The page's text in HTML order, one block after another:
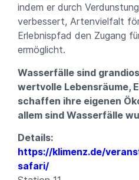
indem er durch
verbessert, Artenvielfalt
Erlebnispfad den Zugang
ermöglicht.
Wasserfälle sind
wertvolle Lebensräume,
schaffen ihre eigenen
allem sind Wasserfälle
Details:
https://klimenz.de/
safari/